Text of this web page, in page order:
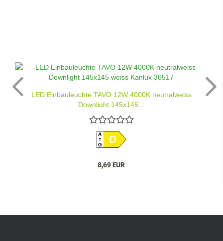
LED Einbauleuchte TAVO 12W 4000K neutralweiss
Downlight 145x145...
A
GD
8,69 EUR